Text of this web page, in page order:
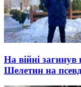
На війні загинув
Шелетин на